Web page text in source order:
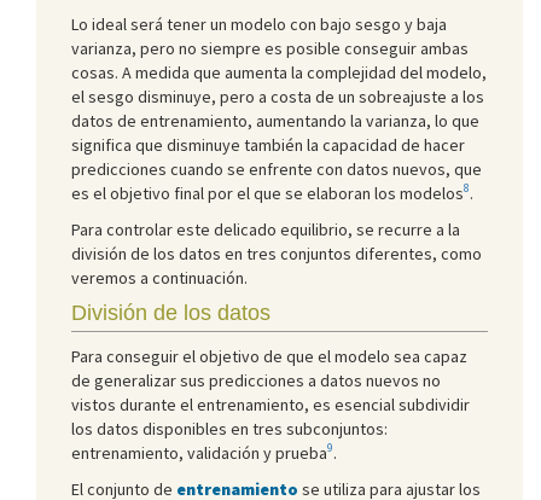
Lo ideal será tener un modelo con bajo sesgo y baja
varianza, pero no siempre es posible conseguir ambas
cosas. A medida que aumenta la complejidad del modelo,
el sesgo disminuye, pero a costa de un sobreajuste a los
datos de entrenamiento, aumentando la varianza, lo que
significa que disminuye también la capacidad de hacer
predicciones cuando se enfrente con datos nuevos, que
es el objetivo final por el que se elaboran los modelos8.
Para controlar este delicado equilibrio, se recurre a la
división de los datos en tres conjuntos diferentes, como
veremos a continuación.
División de los datos
Para conseguir el objetivo de que el modelo sea capaz
de generalizar sus predicciones a datos nuevos no
vistos durante el entrenamiento, es esencial subdividir
los datos disponibles en tres subconjuntos:
entrenamiento, validación y prueba9.
El conjunto de entrenamiento se utiliza para ajustar los